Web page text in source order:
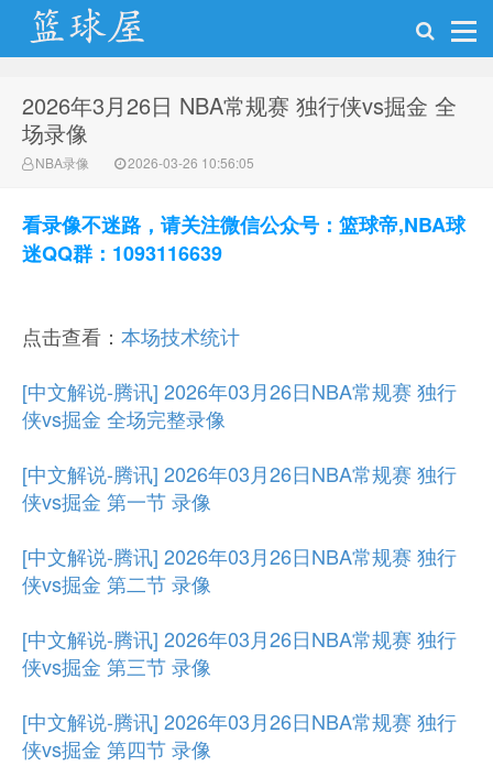
NBA录像网
2026年3月26日 NBA常规赛 独行侠vs掘金 全
场录像
NBA录像 2026-03-26 10:56:05
看录像不迷路，请关注微信公众号：篮球帝,NBA球
迷QQ群：1093116639
点击查看： 本场技术统计
[中文解说-腾讯] 2026年03月26日NBA常规赛 独行
侠vs掘金 全场完整录像
[中文解说-腾讯] 2026年03月26日NBA常规赛 独行
侠vs掘金 第一节 录像
[中文解说-腾讯] 2026年03月26日NBA常规赛 独行
侠vs掘金 第二节 录像
[中文解说-腾讯] 2026年03月26日NBA常规赛 独行
侠vs掘金 第三节 录像
[中文解说-腾讯] 2026年03月26日NBA常规赛 独行
侠vs掘金 第四节 录像